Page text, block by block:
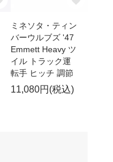
ミネソタ・ティン
バーウルブズ '47
Emmett Heavy ツ
イル トラック運
転手 ヒッチ 調節
11,080円(税込)